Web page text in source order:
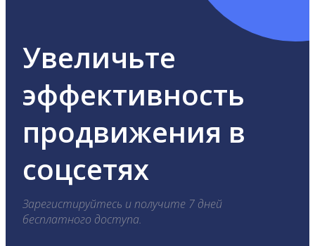
Увеличьте
эффективность
продвижения в
соцсетях
Зарегистируйтесь и получите 7 дней
бесплатного доступа.